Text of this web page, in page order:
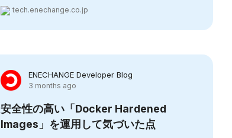
tech.enechange.co.jp
ENECHANGE Developer Blog
3 months ago
安全性の高い「Docker Hardened
Images」を運用して気づいた点